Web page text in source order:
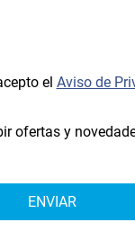
el Aviso de
ofertas y